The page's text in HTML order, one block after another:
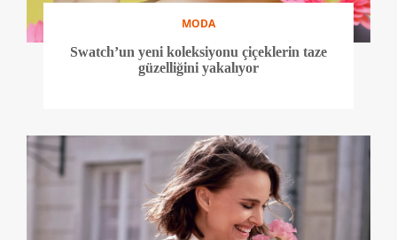
MODA
Swatch’un yeni koleksiyonu çiçeklerin taze
güzelliğini yakalıyor